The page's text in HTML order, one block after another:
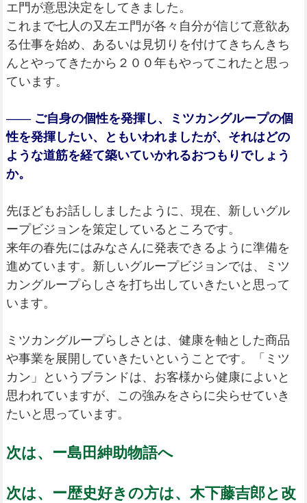
エ門が意思決定をしてきました。
これまで七人の又左エ門が各々自分が信じて意欲あ
る仕事を始め、あるいは見切りを付けてきちんきち
んとやってきたから２００年もやってこれたと思っ
ています。
―― ご自身の個性を発揮し、ミツカングループの個
性を発揮したい、ともいわれましたが、それはどの
ような道筋を経て築いていかれるおつもりでしょう
か。
先ほどもお話ししましたように、現在、新しいグル
ープビジョンを策定しているところです。
来年の春先にはみなさんに発表できるように準備を
進めています。新しいグループビジョンでは、ミツ
カングループらしさを打ち出していきたいと思って
います。
ミツカングループらしさとは、健康を軸とした商品
や事業を展開していきたいということです。「ミツ
カン」というブランドは、お客様から健康によいと
思われていますが、この強みをさらに尖らせていき
たいと思っています。
次は、ー島田紳助物語へ
次は、ー歴史好きの方は、木下藤吉郎と改